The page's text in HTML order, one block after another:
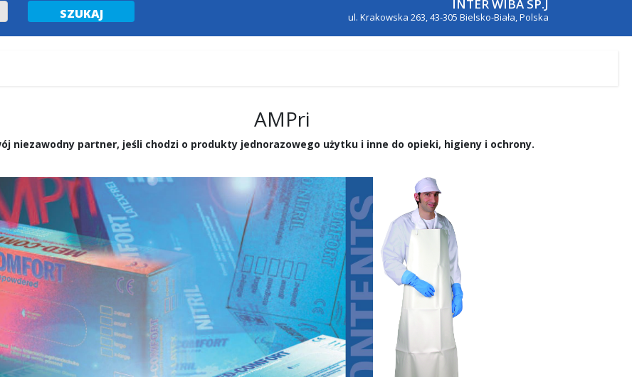
INTER WIBA SP.J
ul. Krakowska 263, 43-305 Bielsko-Biała, Polska
AMPri
niezawodny partner, jeśli chodzi o produkty jednorazowego użytku i inne do opieki, higieny i ochrony.